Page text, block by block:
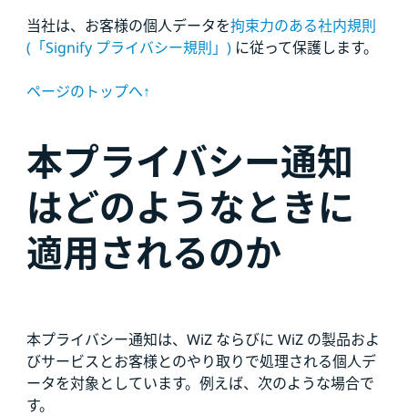
当社は、お客様の個人データを拘束力のある社内規則
(「Signify プライバシー規則」)に従って保護します。
ページのトップへ↑
本プライバシー通知
はどのようなときに
適用されるのか
本プライバシー通知は、WiZ ならびに WiZ の製品およ
びサービスとお客様とのやり取りで処理される個人デ
ータを対象としています。例えば、次のような場合で
す。